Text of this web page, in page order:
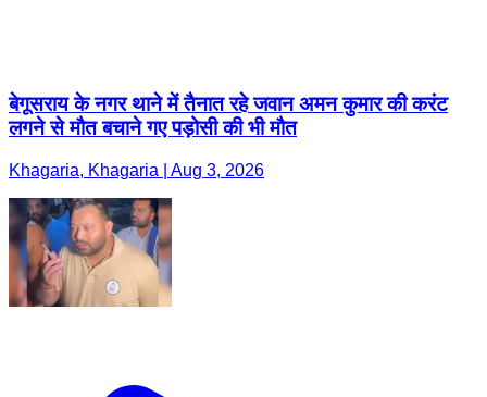
बेगूसराय के नगर थाने में तैनात रहे जवान अमन कुमार की करंट
लगने से मौत बचाने गए पड़ोसी की भी मौत
Khagaria, Khagaria | Aug 3, 2026